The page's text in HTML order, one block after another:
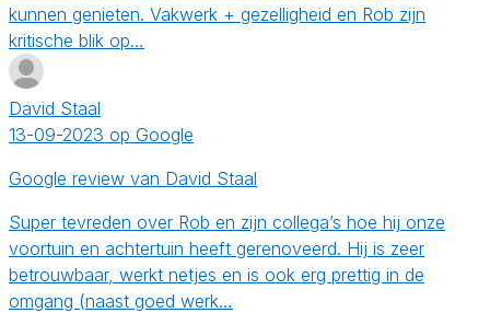
kunnen genieten. Vakwerk + gezelligheid en Rob zijn
kritische blik op…
David Staal
13-09-2023 op Google
Google review van David Staal
Super tevreden over Rob en zijn collega’s hoe hij onze
voortuin en achtertuin heeft gerenoveerd. Hij is zeer
betrouwbaar, werkt netjes en is ook erg prettig in de
omgang (naast goed werk…